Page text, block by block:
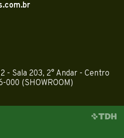
- Sala 203, 2° Andar - Centro
000 (SHOWROOM)